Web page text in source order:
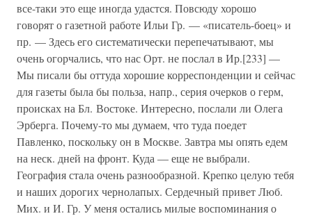
все-таки это еще иногда удастся. Повсюду хорошо
говорят о газетной работе Ильи Гр. — «писатель-боец» и
пр. — Здесь его систематически перепечатывают, мы
очень огорчались, что нас Орт. не послал в Ир.[233] —
Мы писали бы оттуда хорошие корреспонденции и сейчас
для газеты была бы польза, напр., серия очерков о герм,
происках на Бл. Востоке. Интересно, послали ли Олега
Эрберга. Почему-то мы думаем, что туда поедет
Павленко, поскольку он в Москве. Завтра мы опять едем
на неск. дней на фронт. Куда — еще не выбрали.
География стала очень разнообразной. Крепко целую тебя
и наших дорогих чернолапых. Сердечный привет Люб.
Мих. и И. Гр. У меня остались милые воспоминания о